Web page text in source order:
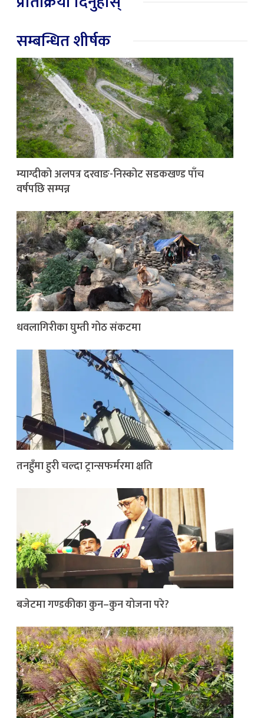
सम्बन्धित शीर्षक
म्याग्दीको अलपत्र दरवाङ-निस्कोट सडकखण्ड पाँच
वर्षपछि सम्पन्न
धवलागिरीका घुम्ती गोठ संकटमा
तनहुँमा हुरी चल्दा ट्रान्सफर्मरमा क्षति
बजेटमा गण्डकीका कुन–कुन योजना परे?